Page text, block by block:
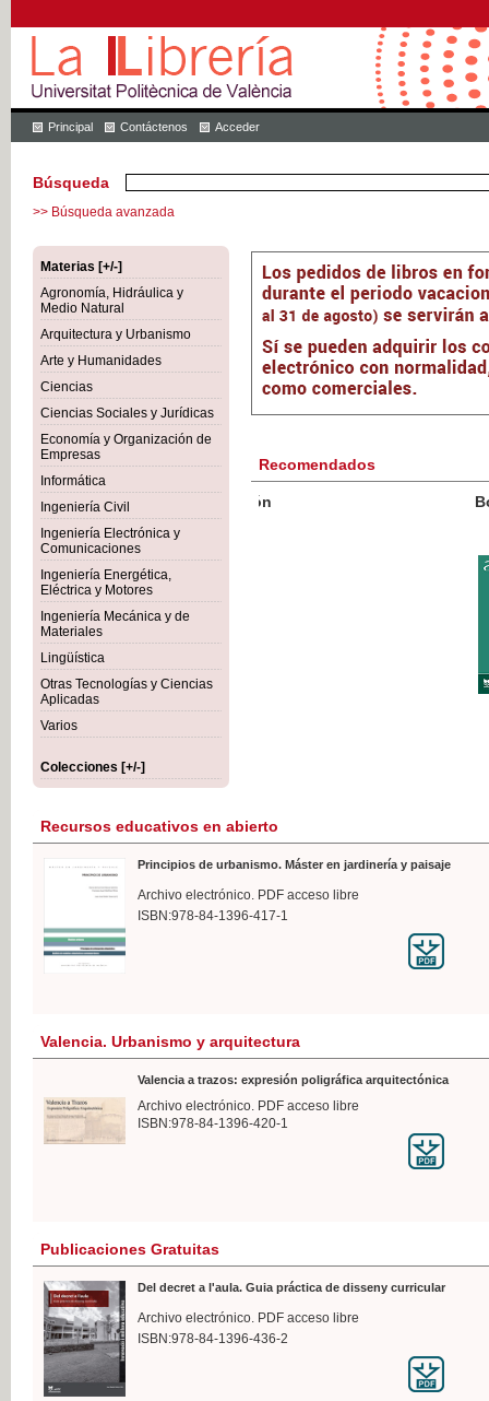
Principal Contáctenos Acceder
Búsqueda
>> Búsqueda avanzada
Materias [+/-]
Agronomía, Hidráulica y
Medio Natural
Arquitectura y Urbanismo
Arte y Humanidades
Ciencias
Ciencias Sociales y Jurídicas
Economía y Organización de
Empresas
Informática
Ingeniería Civil
Ingeniería Electrónica y
Comunicaciones
Ingeniería Energética,
Eléctrica y Motores
Ingeniería Mecánica y de
Materiales
Lingüística
Otras Tecnologías y Ciencias
Aplicadas
Varios
Colecciones [+/-]
Recomendados
Botánica Agroalimentaria
Recursos educativos en abierto
Principios de urbanismo. Máster en jardinería y paisaje
Archivo electrónico. PDF acceso libre
ISBN:978-84-1396-417-1
Valencia. Urbanismo y arquitectura
Valencia a trazos: expresión poligráfica arquitectónica
Archivo electrónico. PDF acceso libre
ISBN:978-84-1396-420-1
Publicaciones Gratuitas
Del decret a l'aula. Guia práctica de disseny curricular
Archivo electrónico. PDF acceso libre
ISBN:978-84-1396-436-2